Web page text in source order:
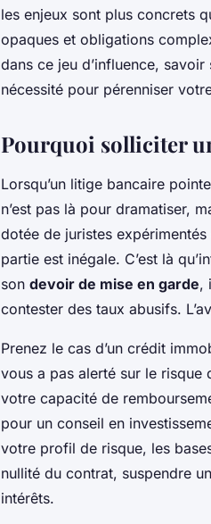
les enjeux sont plus concrets
opaques et obligations
dans ce jeu d’influence,
nécessité pour pérenniser
Pourquoi solliciter
Lorsqu’un litige bancaire
n’est pas là pour dramatiser,
dotée de juristes
partie est inégale. C’est là
son devoir de mise en garde,
contester des taux abusifs.
Prenez le cas d’un crédit
vous a pas alerté sur le risque
votre capacité de
pour un conseil en
votre profil de risque, les
nullité du contrat, suspendre
intérêts.